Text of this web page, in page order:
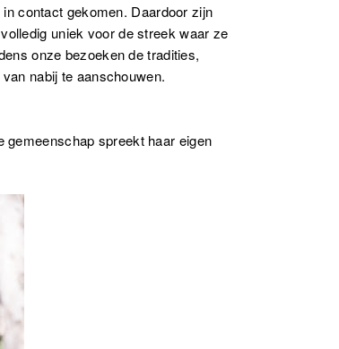
contact gekomen. Daardoor zijn
uniek voor de streek waar ze
onze bezoeken de tradities,
nabij te aanschouwen.
gemeenschap spreekt haar eigen